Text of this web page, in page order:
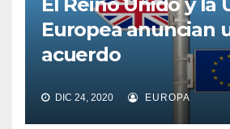
Europea anuncian
acuerdo
DIC 24, 2020 EUROPA